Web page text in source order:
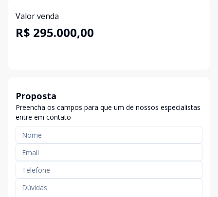
Valor venda
R$ 295.000,00
Proposta
Preencha os campos para que um de nossos especialistas
entre em contato